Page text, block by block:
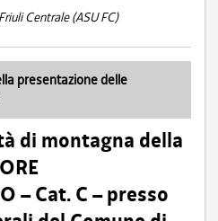
Centrale (ASU FC)
presentazione delle
di montagna della
– Cat. C – presso